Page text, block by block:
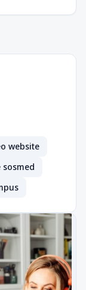
website